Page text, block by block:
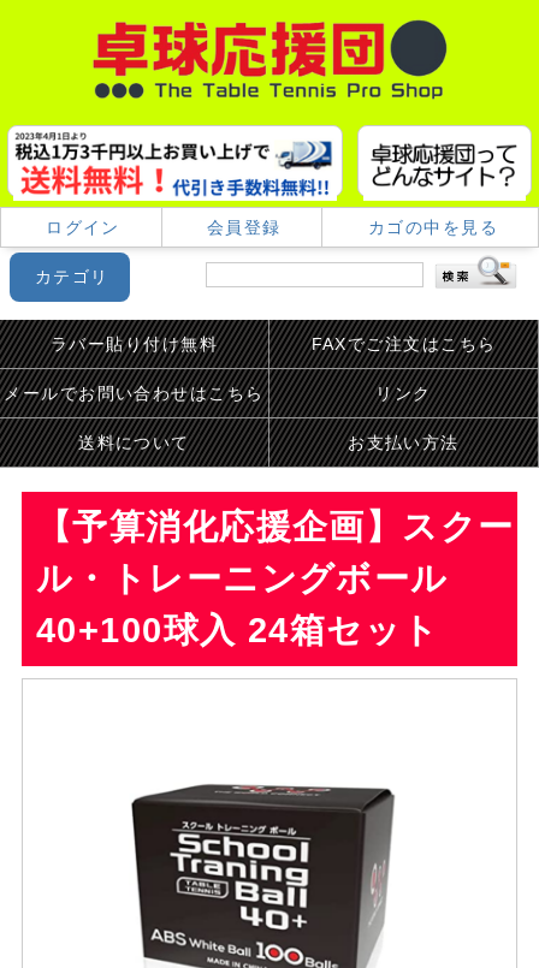
ログイン 会員登録 カゴの中を見る
ラバー貼り付け無料 FAXでご注文はこちら
メールでお問い合わせはこちら リンク
送料について お支払い方法
【予算消化応援企画】スクー
ル・トレーニングボール
40+100球入 24箱セット
カテゴリ